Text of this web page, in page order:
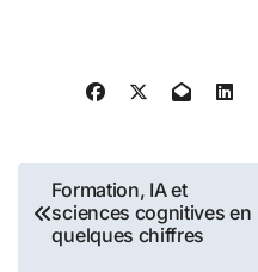
Navigation
de
Formation, IA et
sciences cognitives en
quelques chiffres